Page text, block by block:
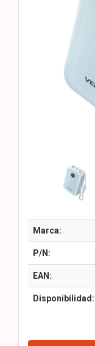
Marca:
P/N:
EAN:
Disponibilidad: